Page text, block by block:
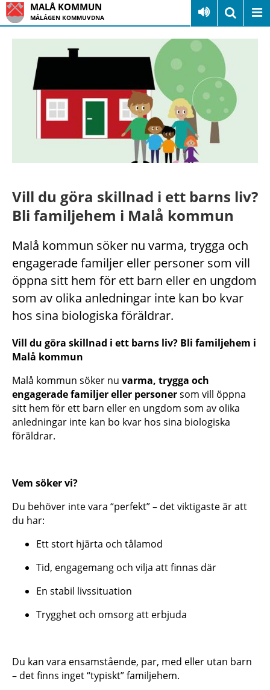
MALÅ KOMMUN
MÁLÁGEN KOMMUVDNA
Vill du göra skillnad i ett barns liv?
Bli familjehem i Malå kommun
Malå kommun söker nu varma, trygga och
engagerade familjer eller personer som vill
öppna sitt hem för ett barn eller en ungdom
som av olika anledningar inte kan bo kvar
hos sina biologiska föräldrar.
Vill du göra skillnad i ett barns liv? Bli familjehem i
Malå kommun
Malå kommun söker nu varma, trygga och
engagerade familjer eller personersom vill öppna
sitt hem för ett barn eller en ungdom som av olika
anledningar inte kan bo kvar hos sina biologiska
föräldrar.
Vem söker vi?
Du behöver inte vara “perfekt” – det viktigaste är att
du har:
Ett stort hjärta och tålamod
Tid, engagemang och vilja att finnas där
En stabil livssituation
Trygghet och omsorg att erbjuda
Du kan vara ensamstående, par, med eller utan barn
– det finns inget “typiskt” familjehem.